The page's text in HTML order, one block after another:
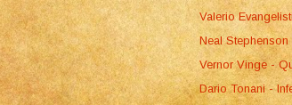
Valerio
Neal
Vernor Vinge -
Dario Tonani -